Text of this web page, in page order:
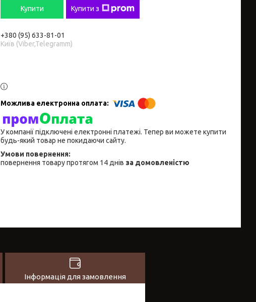
Купити Купити з
+380 (95) 633-81-01
Київ (Viber,Telegramm)
У компанії підключені електронні платежі. Тепер ви можете купити
будь-який товар не покидаючи сайту.
повернення товару протягом 14 днів за домовленістю
Інформація для замовлення